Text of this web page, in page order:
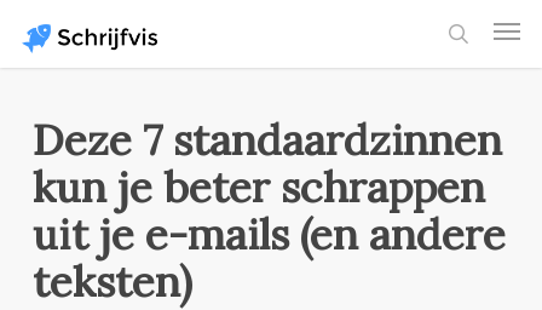
main
Deze 7 standaardzinnen
kun je beter schrappen
uit je e-mails (en andere
teksten)